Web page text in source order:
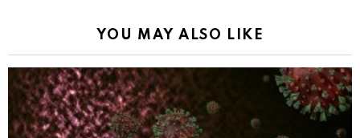
YOU MAY ALSO LIKE